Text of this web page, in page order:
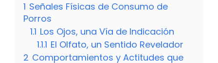
1 Señales Físicas de Consumo de
Porros
1.1 Los Ojos, una Vía de Indicación
1.1.1 El Olfato, un Sentido Revelador
2 Comportamientos y Actitudes que